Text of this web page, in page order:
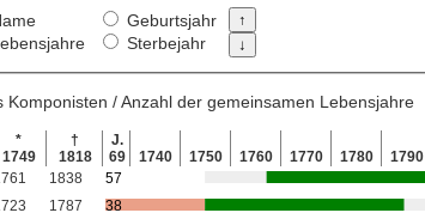
Geburtsjahr
Sterbejahr
Komponisten / Anzahl der gemeinsamen Lebensjahre
*
1749
†
1818
J.
69
1740 1750 1760 1770 1780 1790
1838
57
1787
38